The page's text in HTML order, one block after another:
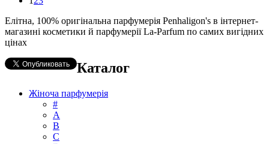
Елітна, 100% оригінальна парфумерія Penhaligon's в інтернет-
магазині косметики й парфумерії La-Parfum по самих вигідних
цінах
Каталог
Жіноча парфумерія
#
А
B
C